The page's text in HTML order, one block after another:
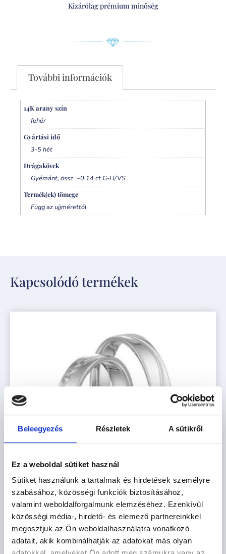
Beleegyezés Részletek A sütikről
Ez a weboldal sütiket használ
Sütiket használunk a tartalmak és hirdetések személyre
szabásához, közösségi funkciók biztosításához,
valamint weboldalforgalmunk elemzéséhez. Ezenkívül
közösségi média-, hirdető- és elemező partnereinkkel
megosztjuk az Ön weboldalhasználatra vonatkozó
adatait, akik kombinálhatják az adatokat más olyan
Kizárólag prémium minőség
További információk
14K arany szín
fehér
Gyártási idő
3-5 hét
Drágakövek
Gyémánt, össz. ~0.14 ct G-H/VS
Termék(ek) tömege
Függ az ujjmérettől
Kapcsolódó termékek
TOKYO
616.200 Ft-tól